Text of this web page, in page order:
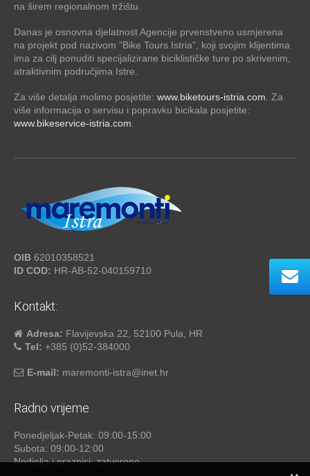
na širem regionalnom tržištu.
Danas je osnovna djelatnost Agencije prvenstveno usmjerena
na projekt pod nazivom ”Bike Tours Istria”, koji svojim klijentima
ima za cilj ponuditi specijalizirane biciklističke ture po skrivenim,
atraktivnim područjima Istre.
Za više detalja molimo posjetite: www.biketours-istria.com. Za
više informacija o servisu i popravku bicikala posjetite:
www.bikeservice-istria.com.
OIB 62010358521
ID COD: HR-AB-52-040159710
Kontakt:
Adresa: Flavijevska 22, 52100 Pula, HR
Tel: +385 (0)52-384000
E-mail: maremonti-istra@inet.hr
Radno vrijeme
Ponedjeljak-Petak: 09:00-15:00
Subota: 09:00-12:00
Nedjelja i praznici: zatvoreno